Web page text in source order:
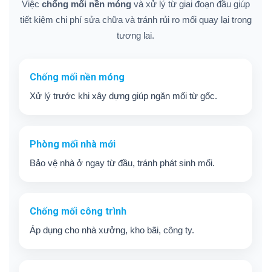
Việc chống mối nền móngvà xử lý từ giai đoạn đầu giúp
tiết kiệm chi phí sửa chữa và tránh rủi ro mối quay lại trong
tương lai.
Chống mối nền móng
Xử lý trước khi xây dựng giúp ngăn mối từ gốc.
Phòng mối nhà mới
Bảo vệ nhà ở ngay từ đầu, tránh phát sinh mối.
Chống mối công trình
Áp dụng cho nhà xưởng, kho bãi, công ty.